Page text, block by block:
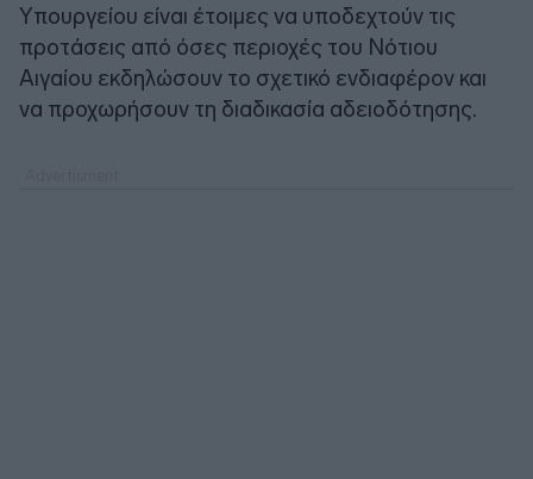
Υπουργείου είναι έτοιμες να υποδεχτούν τις
προτάσεις από όσες περιοχές του Νότιου
Αιγαίου εκδηλώσουν το σχετικό ενδιαφέρον και
να προχωρήσουν τη διαδικασία αδειοδότησης.